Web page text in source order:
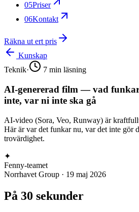
05Priser
06Kontakt
Räkna ut ert pris
Kunskap
Teknik· 7 min läsning
AI-genererad film — vad
inte, var ni inte ska gå
AI-video (Sora, Veo, Runway) är
Här är var det funkar nu, var det inte gör
trovärdighet.
✦
Fenny-teamet
Norrhavet Group · 19 maj 2026
På 30 sekunder